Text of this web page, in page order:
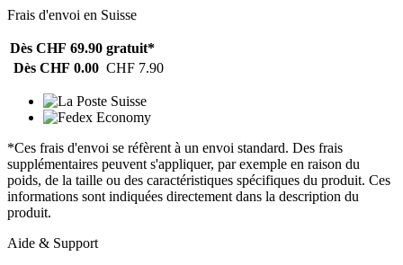
Frais d'envoi en Suisse
Dès CHF 69.90 gratuit*
Dès CHF 0.00 CHF 7.90
*Ces frais d'envoi se réfèrent à un envoi standard. Des frais
supplémentaires peuvent s'appliquer, par exemple en raison du
poids, de la taille ou des caractéristiques spécifiques du produit. Ces
informations sont indiquées directement dans la description du
produit.
Aide & Support